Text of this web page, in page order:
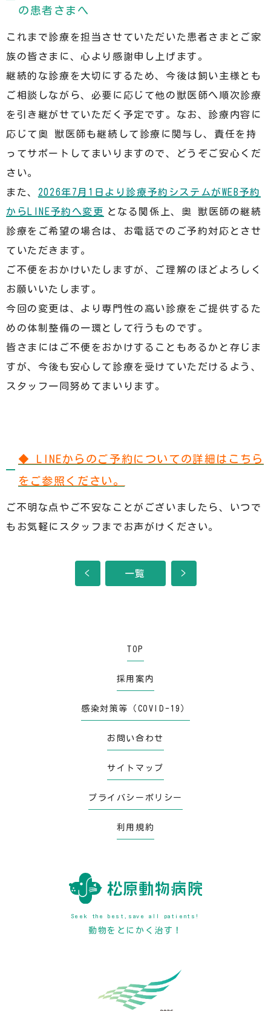
の患者さまへ
これまで診療を担当させていただいた患者さまとご家
族の皆さまに、心より感謝申し上げます。
継続的な診療を大切にするため、今後は飼い主様とも
ご相談しながら、必要に応じて他の獣医師へ順次診療
を引き継がせていただく予定です。なお、診療内容に
応じて奥 獣医師も継続して診療に関与し、責任を持
ってサポートしてまいりますので、どうぞご安心くだ
さい。
また、 2026年7月1日より診療予約システムがWEB予約
からLINE予約へ変更
となる関係上、奥 獣医師の継続
診療をご希望の場合は、お電話でのご予約対応とさせ
ていただきます。
ご不便をおかけいたしますが、ご理解のほどよろしく
お願いいたします。
今回の変更は、より専門性の高い診療をご提供するた
めの体制整備の一環として行うものです。
皆さまにはご不便をおかけすることもあるかと存じま
すが、今後も安心して診療を受けていただけるよう、
スタッフ一同努めてまいります。
◆ LINEからのご予約についての詳細はこちら
をご参照ください。
ご不明な点やご不安なことがございましたら、いつで
もお気軽にスタッフまでお声がけください。
< 一覧 >
TOP
採用案内
感染対策等（COVID-19）
お問い合わせ
サイトマップ
プライバシーポリシー
利用規約
Seek the best,save all patients!
動物をとにかく治す！